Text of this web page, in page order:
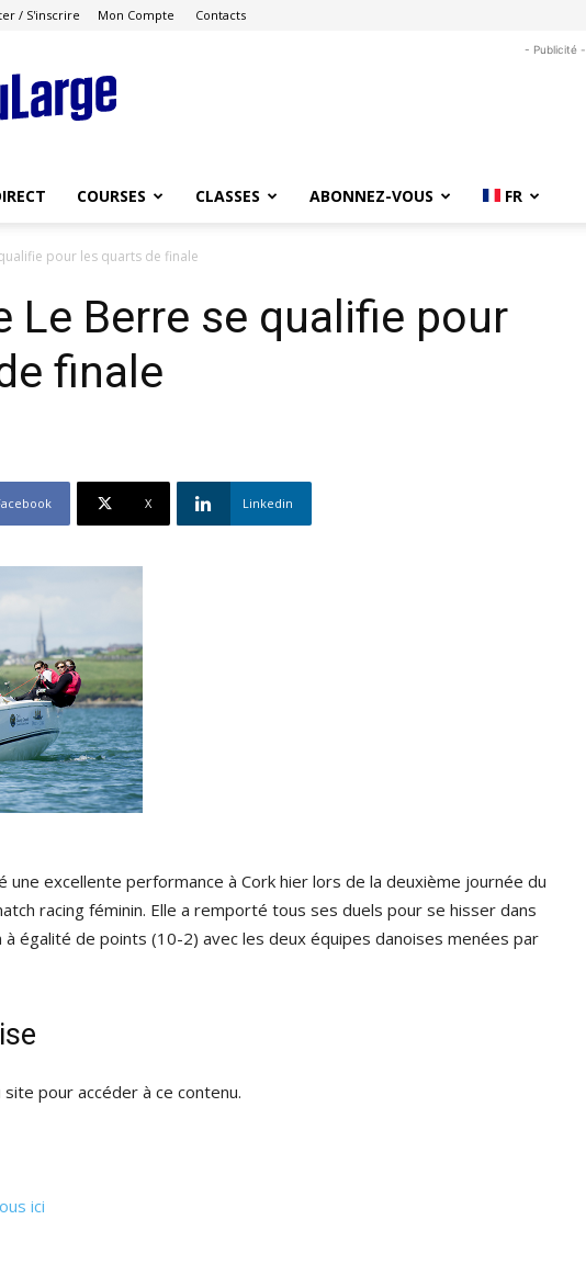
/ S'inscrire Mon Compte Contacts
- Publicité -
COURSES CLASSES ABONNEZ-VOUS FR
pour les quarts de finale
Le Berre se qualifie pour
finale
X Linkedin
une excellente performance à Cork hier lors de la deuxième journée du
racing féminin. Elle a remporté tous ses duels pour se hisser dans
égalité de points (10-2) avec les deux équipes danoises menées par
pour accéder à ce contenu.
ici